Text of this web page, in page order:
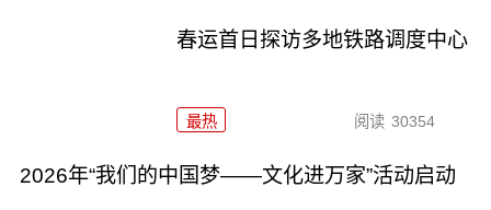
春运首日探访多地铁路调度中心
最热 阅读 30354
2026年“我们的中国梦——文化进万家”活动启动